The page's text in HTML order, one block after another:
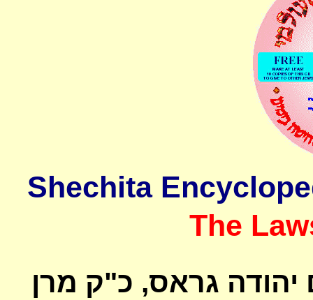
The
גראס, כ"ק מרן